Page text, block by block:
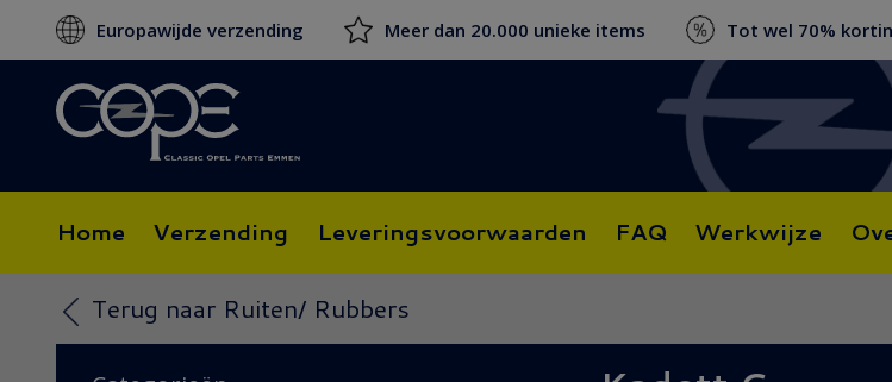
Europawijde verzending Meer dan 20.000 unieke items Tot wel 70%
Home Verzending Leveringsvoorwaarden FAQ Werkwijze
Terug naar Ruiten/ Rubbers